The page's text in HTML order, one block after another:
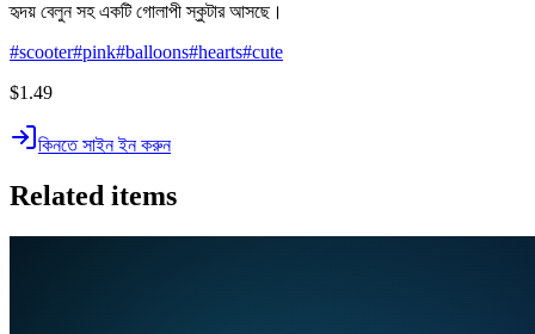
হৃদয় বেলুন সহ একটি গোলাপী স্কুটার আসছে।
#scooter#pink#balloons#hearts#cute
$1.49
কিনতে সাইন ইন করুন
Related items